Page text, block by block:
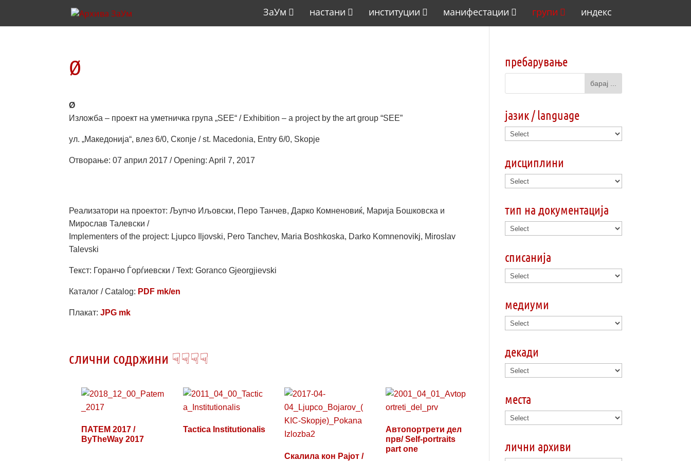
ЗаУм настани институции манифестации групи индекс
Ø
Ø
Изложба – проект на уметничка група „ЅЕЕ“ / Exhibition – a project by the art group “SEE”
ул. „Македонија“, влез 6/0, Скопје / st. Macedonia, Entry 6/0, Skopje
Отворање: 07 април 2017 / Opening: April 7, 2017
Реализатори на проектот: Љупчо Иљовски, Перо Танчев, Дарко Комненовиќ, Марија Бошковска и
Мирослав Талевски /
Implementers of the project: Ljupco Iljovski, Pero Tanchev, Maria Boshkoska, Darko Komnenovikj, Miroslav
Talevski
Текст: Горанчо Ѓорѓиевски / Text: Goranco Gjeorgjievski
Каталог / Catalog: PDF mk/en
Плакат:JPG mk
слични содржини ☟☟☟☟
ПАТЕМ 2017 /
ByTheWay 2017
Tactica Institutionalis
Скалила кон Рајот /
Автопортрети дел
прв/ Self-portraits
part one
пребарување
јазик / language
дисциплини
тип на документација
списанија
медиуми
декади
места
лични архиви